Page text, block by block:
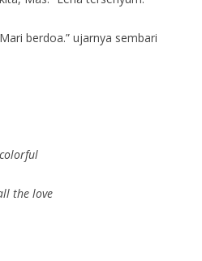
berdoa.” ujarnya sembari
the love